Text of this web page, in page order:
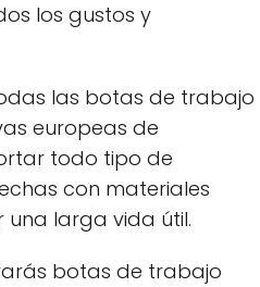
los gustos y
las botas de trabajo
europeas de
todo tipo de
con materiales
larga vida útil.
botas de trabajo